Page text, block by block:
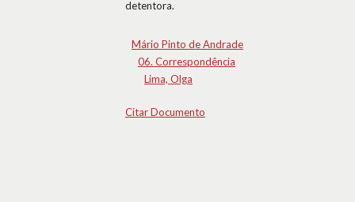
detentora.
Mário Pinto de Andrade
06. Correspondência
Lima, Olga
Citar Documento